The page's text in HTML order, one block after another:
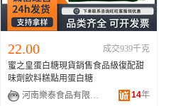
22.00
成交939千克
蜜之皇蛋白糖現貨銷售食品級復配甜
味劑飲料糕點用蛋白糖
河南樂泰食品有限公司
14年